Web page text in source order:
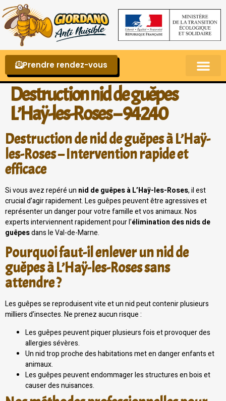
Prendre rendez-vous
Destruction nid de guêpes
L’Haÿ-les-Roses – 94240
Destruction de nid de guêpes à L’Haÿ-
les-Roses – Intervention rapide et
efficace
Si vous avez repéré un nid de guêpes à L’Haÿ-les-Roses, il est
crucial d’agir rapidement. Les guêpes peuvent être agressives et
représenter un danger pour votre famille et vos animaux. Nos
experts interviennent rapidement pour l’élimination des nids de
guêpesdans le Val-de-Marne.
Pourquoi faut-il enlever un nid de
guêpes à L’Haÿ-les-Roses sans
attendre ?
Les guêpes se reproduisent vite et un nid peut contenir plusieurs
milliers d’insectes. Ne prenez aucun risque :
Les guêpes peuvent piquer plusieurs fois et provoquer des
allergies sévères.
Un nid trop proche des habitations met en danger enfants et
animaux.
Les guêpes peuvent endommager les structures en bois et
causer des nuisances.